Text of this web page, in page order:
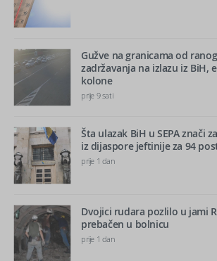
Gužve na granicama od
zadržavanja na izlazu iz BiH,
kolone
prije 9 sati
Šta ulazak BiH u SEPA znači
iz dijaspore jeftinije za 94
prije 1 dan
Dvojici rudara pozlilo u jami
prebačen u bolnicu
prije 1 dan